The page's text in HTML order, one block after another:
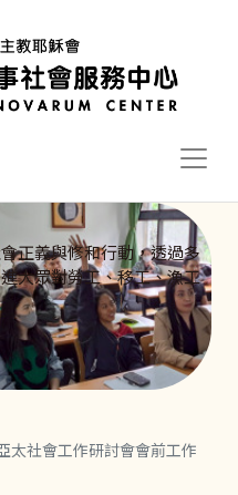
正義與修和行動，透過多
大眾對勞工、移工、漁工
太社會工作研討會會前工作